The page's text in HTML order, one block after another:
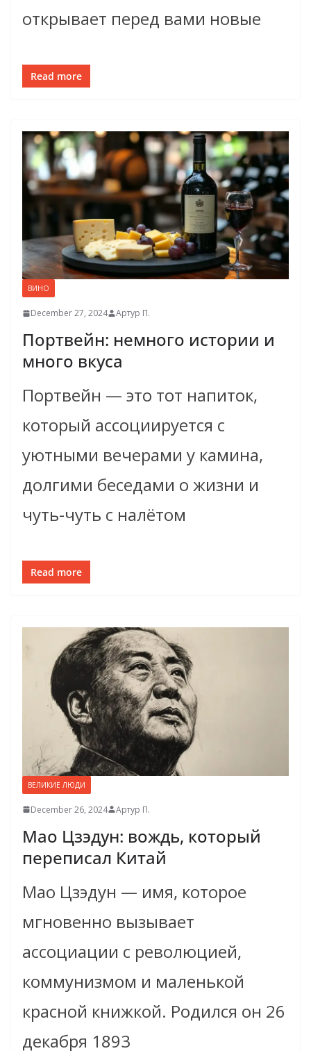
открывает перед вами новые
Read more
ВИНО
December 27, 2024 Артур П.
Портвейн: немного истории и
много вкуса
Портвейн — это тот напиток,
который ассоциируется с
уютными вечерами у камина,
долгими беседами о жизни и
чуть-чуть с налётом
Read more
ВЕЛИКИЕ ЛЮДИ
December 26, 2024 Артур П.
Мао Цзэдун: вождь, который
переписал Китай
Мао Цзэдун — имя, которое
мгновенно вызывает
ассоциации с революцией,
коммунизмом и маленькой
красной книжкой. Родился он 26
декабря 1893